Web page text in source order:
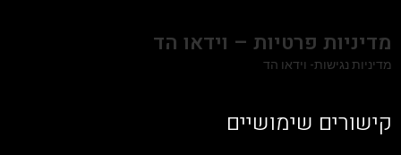
מדיניות פרטיות – וידאו הד
מדיניות נגישות- וידאו הד
קישורים שימושיים